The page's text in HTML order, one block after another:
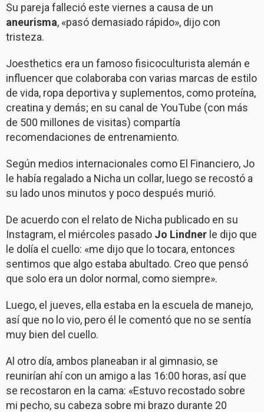
Su pareja falleció este viernes a causa de un
aneurisma, «pasó demasiado rápido», dijo con
tristeza.
Joesthetics era un famoso fisicoculturista alemán e
influencer que colaboraba con varias marcas de estilo
de vida, ropa deportiva y suplementos, como proteína,
creatina y demás; en su canal de YouTube (con más
de 500 millones de visitas) compartía
recomendaciones de entrenamiento.
Según medios internacionales como El Financiero, Jo
le había regalado a Nicha un collar, luego se recostó a
su lado unos minutos y poco después murió.
De acuerdo con el relato de Nicha publicado en su
Instagram, el miércoles pasado Jo Lindner le dijo que
le dolía el cuello: «me dijo que lo tocara, entonces
sentimos que algo estaba abultado. Creo que pensó
que solo era un dolor normal, como siempre».
Luego, el jueves, ella estaba en la escuela de manejo,
así que no lo vio, pero él le comentó que no se sentía
muy bien del cuello.
Al otro día, ambos planeaban ir al gimnasio, se
reunirían ahí con un amigo a las 16:00 horas, así que
se recostaron en la cama: «Estuvo recostado sobre
mi pecho, su cabeza sobre mi brazo durante 20